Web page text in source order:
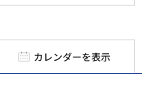
カレンダーを表示